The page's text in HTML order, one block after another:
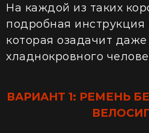
На каждой из таких
подробная
которая озадачит даже
хладнокровного
ВАРИАНТ 1: РЕМЕНЬ